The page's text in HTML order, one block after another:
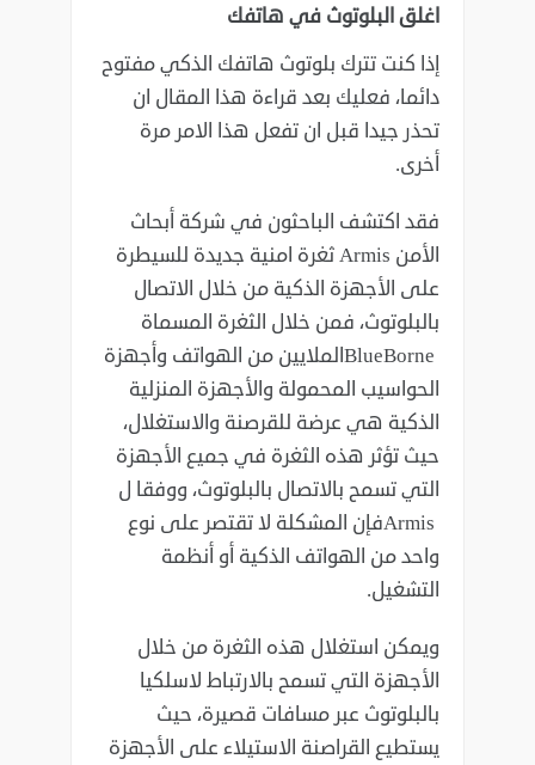
اغلق البلوتوث في هاتفك
إذا كنت تترك بلوتوث هاتفك الذكي مفتوح
دائما، فعليك بعد قراءة هذا المقال ان
تحذر جيدا قبل ان تفعل هذا ‏الامر مرة
أخرى.‏
فقد اكتشف الباحثون في شركة أبحاث
الأمن‎ Armis ‎ثغرة امنية جديدة للسيطرة
على الأجهزة الذكية من ‏خلال الاتصال
BlueBorne ‎الملايين من الهواتف وأجهزة
الحواسيب ‏المحمولة والأجهزة المنزلية
الذكية هي عرضة للقرصنة والاستغلال،
حيث تؤثر هذه الثغرة في جميع ‏الأجهزة
Armis ‎فإن المشكلة لا تقتصر على نوع
واحد من ‏الهواتف الذكية أو أنظمة
التشغيل‎.‎
ويمكن استغلال هذه الثغرة من خلال
الأجهزة التي تسمح بالارتباط لاسلكيا
بالبلوتوث عبر مسافات قصيرة، ‏حيث
يستطيع القراصنة الاستيلاء على الأجهزة